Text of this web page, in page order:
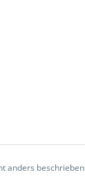
anders beschrieben